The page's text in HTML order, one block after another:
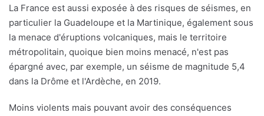
La France est aussi exposée à des risques de séismes, en
particulier la Guadeloupe et la Martinique, également sous
la menace d'éruptions volcaniques, mais le territoire
métropolitain, quoique bien moins menacé, n'est pas
épargné avec, par exemple, un séisme de magnitude 5,4
dans la Drôme et l'Ardèche, en 2019.
Moins violents mais pouvant avoir des conséquences